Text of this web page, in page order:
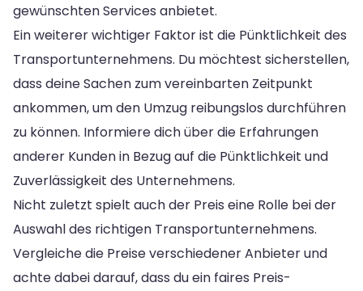
gewünschten Services anbietet.
Ein weiterer wichtiger Faktor ist die Pünktlichkeit des
Transportunternehmens. Du möchtest sicherstellen,
dass deine Sachen zum vereinbarten Zeitpunkt
ankommen, um den Umzug reibungslos durchführen
zu können. Informiere dich über die Erfahrungen
anderer Kunden in Bezug auf die Pünktlichkeit und
Zuverlässigkeit des Unternehmens.
Nicht zuletzt spielt auch der Preis eine Rolle bei der
Auswahl des richtigen Transportunternehmens.
Vergleiche die Preise verschiedener Anbieter und
achte dabei darauf, dass du ein faires Preis-